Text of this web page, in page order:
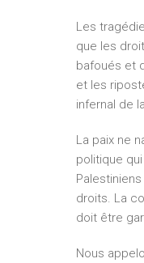
Les
que les
bafoués et
et les
infernal de
La paix ne
politique
droits. La
doit être
Nous